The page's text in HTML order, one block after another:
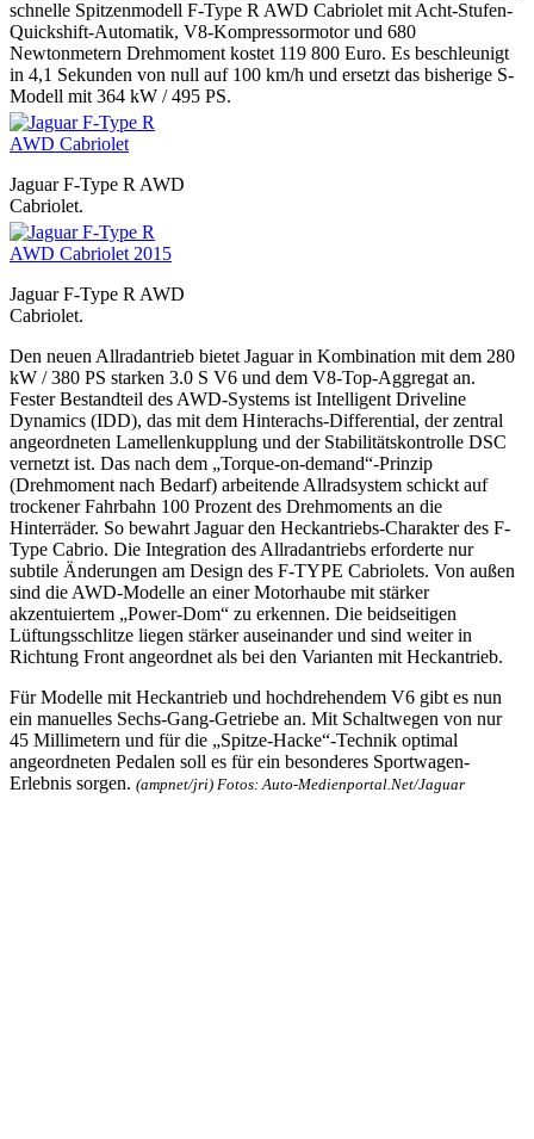
schnelle Spitzenmodell F-Type R AWD Cabriolet mit Acht-Stufen-
Quickshift-Automatik, V8-Kompressormotor und 680
Newtonmetern Drehmoment kostet 119 800 Euro. Es beschleunigt
in 4,1 Sekunden von null auf 100 km/h und ersetzt das bisherige S-
Modell mit 364 kW / 495 PS.
Jaguar F-Type R AWD
Cabriolet.
Jaguar F-Type R AWD
Cabriolet.
Den neuen Allradantrieb bietet Jaguar in Kombination mit dem 280
kW / 380 PS starken 3.0 S V6 und dem V8-Top-Aggregat an.
Fester Bestandteil des AWD-Systems ist Intelligent Driveline
Dynamics (IDD), das mit dem Hinterachs-Differential, der zentral
angeordneten Lamellenkupplung und der Stabilitätskontrolle DSC
vernetzt ist. Das nach dem „Torque-on-demand“-Prinzip
(Drehmoment nach Bedarf) arbeitende Allradsystem schickt auf
trockener Fahrbahn 100 Prozent des Drehmoments an die
Hinterräder. So bewahrt Jaguar den Heckantriebs-Charakter des F-
Type Cabrio. Die Integration des Allradantriebs erforderte nur
subtile Änderungen am Design des F-TYPE Cabriolets. Von außen
sind die AWD-Modelle an einer Motorhaube mit stärker
akzentuiertem „Power-Dom“ zu erkennen. Die beidseitigen
Lüftungsschlitze liegen stärker auseinander und sind weiter in
Richtung Front angeordnet als bei den Varianten mit Heckantrieb.
Für Modelle mit Heckantrieb und hochdrehendem V6 gibt es nun
ein manuelles Sechs-Gang-Getriebe an. Mit Schaltwegen von nur
45 Millimetern und für die „Spitze-Hacke“-Technik optimal
angeordneten Pedalen soll es für ein besonderes Sportwagen-
Erlebnis sorgen. (ampnet/jri) Fotos: Auto-Medienportal.Net/Jaguar